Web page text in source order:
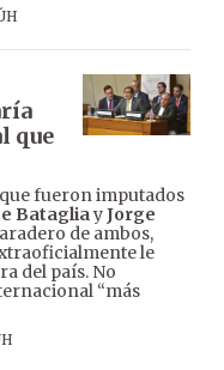
que
fueron imputados
BatagliayJorge
de ambos,
le
del país. No
“más